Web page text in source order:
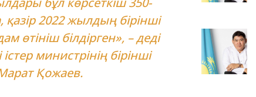
2022 жылдың бірінші
өтініш білдірген», – деді
министрінің бірінші
Қожаев.